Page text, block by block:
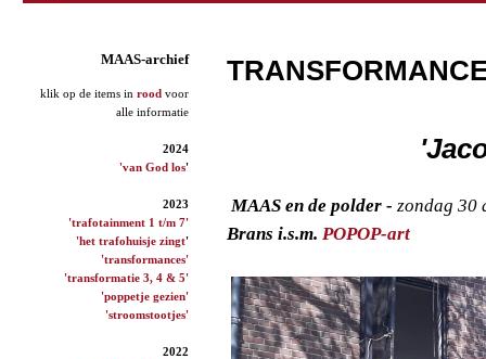
MAAS-archief
klik op de items in rood voor
alle informatie
2024
'van God los'
2023
'trafotainment 1 t/m 7'
'het trafohuisje zingt'
'transformances'
'transformatie 3, 4 & 5'
'poppetje gezien'
'stroomstootjes'
2022
MAAS en de polder - zondag
Brans i.s.m. POPOP-art